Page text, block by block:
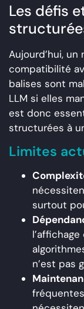
Les défis
Aujourd’hui,
compatibilité
balises sont
LLM si elles
est donc
structurées à
Limites
surtout
n’est pas